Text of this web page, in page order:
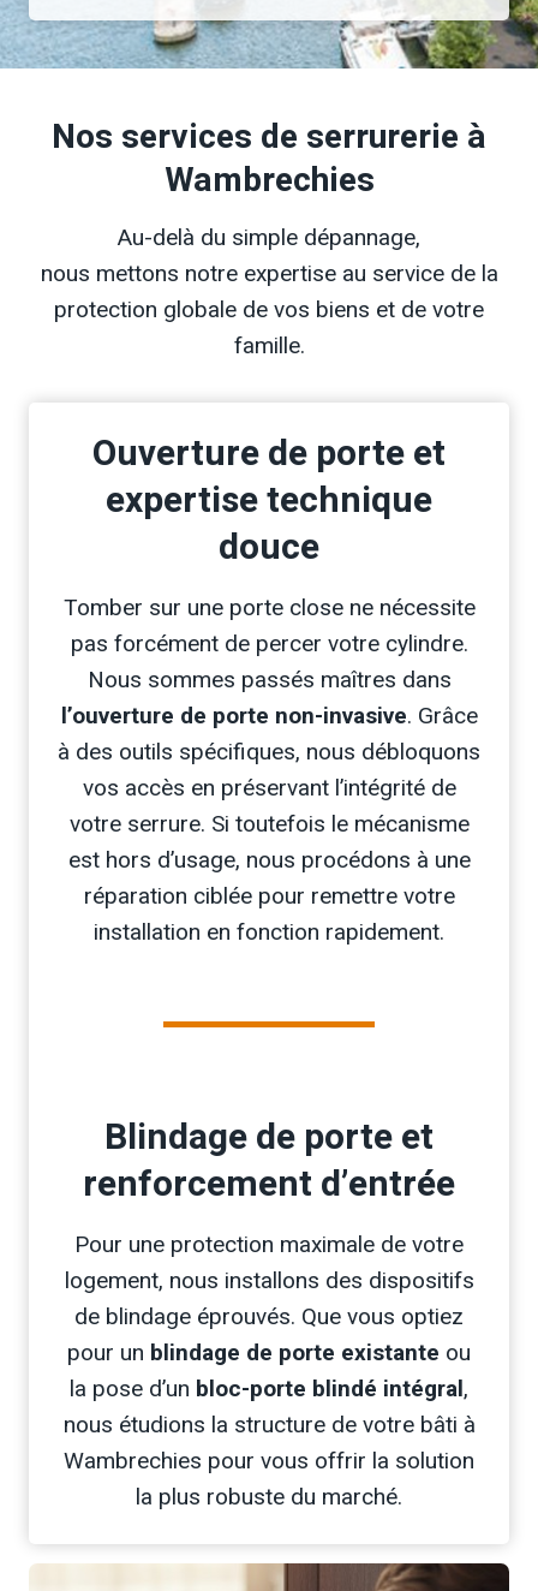
Nos services de serrurerie à
Wambrechies
Au-delà du simple dépannage,
nous mettons notre expertise au service de la
protection globale de vos biens et de votre
famille.
Ouverture de porte et
expertise technique
douce
Tomber sur une porte close ne nécessite
pas forcément de percer votre cylindre.
Nous sommes passés maîtres dans
l’ouverture de porte non-invasive. Grâce
à des outils spécifiques, nous débloquons
vos accès en préservant l’intégrité de
votre serrure. Si toutefois le mécanisme
est hors d’usage, nous procédons à une
réparation ciblée pour remettre votre
installation en fonction rapidement.
Blindage de porte et
renforcement d’entrée
Pour une protection maximale de votre
logement, nous installons des dispositifs
de blindage éprouvés. Que vous optiez
pour un blindage de porte existante ou
la pose d’un bloc-porte blindé intégral,
nous étudions la structure de votre bâti à
Wambrechies pour vous offrir la solution
la plus robuste du marché.